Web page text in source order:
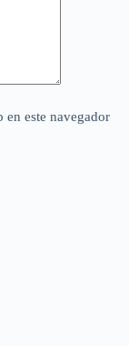
este navegador